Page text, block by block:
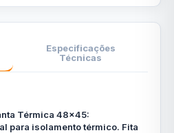
Especificações
Técnicas
Térmica 48x45:
para isolamento térmico. Fita